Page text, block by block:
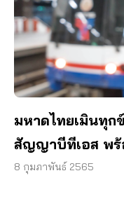
มหาดไทยเมินทุก
สัญญาบีทีเอส พร้
8 กุมภาพันธ์ 2565